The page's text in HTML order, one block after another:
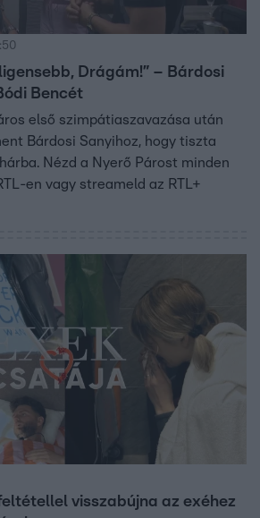
Drágám!” – Bárdosi
Bencét
első szimpátiaszavazása után
Bárdosi Sanyihoz, hogy tiszta
Nézd a Nyerő Párost minden
en vagy streameld az RTL+
visszabújna az exéhez